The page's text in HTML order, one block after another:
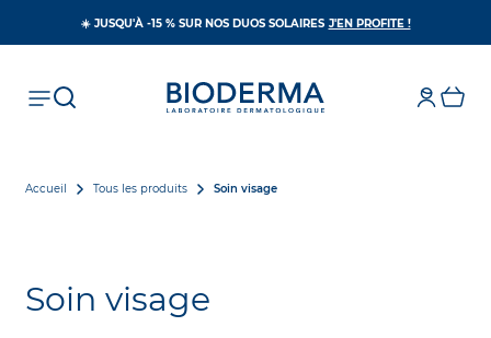
☀️ JUSQU'À -15 % SUR NOS DUOS SOLAIRES J'EN PROFITE !S’OUVRE
Accueil Tous les produits Soin visage
Soin visage